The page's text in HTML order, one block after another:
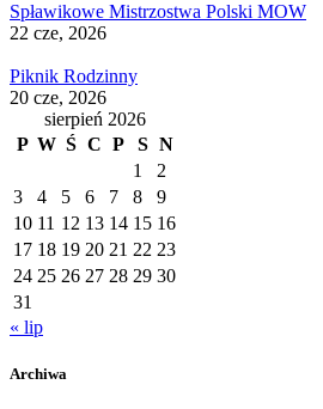
Spławikowe Mistrzostwa Polski MOW
22 cze, 2026
Piknik Rodzinny
20 cze, 2026
sierpień 2026
P W Ś C P S N
1
2
3
4 5 6 7 8
9
10 11 12 13 14 15 16
17 18 19 20 21 22 23
24 25 26 27 28 29 30
31
« lip
Archiwa